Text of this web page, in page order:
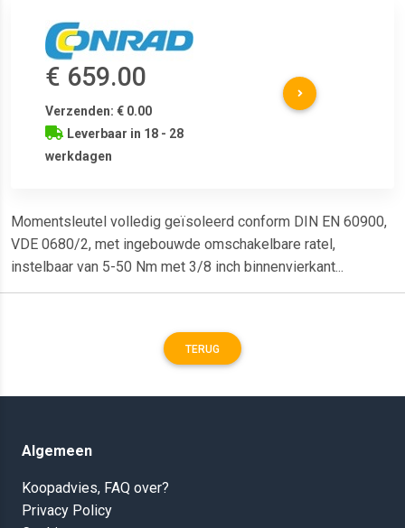
€ 659.00
Verzenden: € 0.00
Leverbaar in 18 - 28
werkdagen
Momentsleutel volledig geïsoleerd conform DIN EN 60900,
VDE 0680/2, met ingebouwde omschakelbare ratel,
instelbaar van 5-50 Nm met 3/8 inch binnenvierkant...
TERUG
Algemeen
Koopadvies, FAQ over?
Privacy Policy